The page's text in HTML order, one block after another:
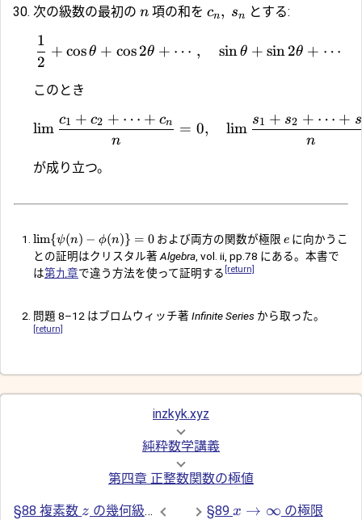
次の級数の最初の n 項の和を cn, sn とする:
2
1
+ cosθ + cos 2θ + ⋯ , sinθ + sin2θ + ⋯
このとき
lim
n
c1 + c2 + ⋯ + cn = 0, lim
n
s1 + s2 + ⋯ + s
が成り立つ。
lim{ψ(n) − ϕ(n)} = 0 および両方の関数が極限e に向かうこ
との証明はクリスタル著 Algebra , vol. ii, pp.78 にある。本書で
は第九章で違う方法を使って証明する [return]
問題 8–12 はブロムウィッチ著 Infinite Series から取った。
[return]
inzkyk.xyz
純粋数学講義
第四章 正整数関数の極値
§88 複素数 z の幾何級数 §89 x → ∞ の極限